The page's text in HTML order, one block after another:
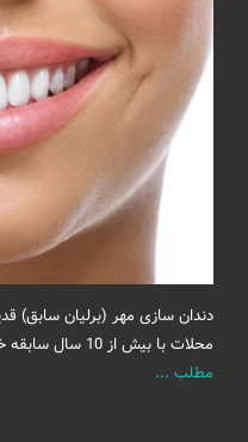
دندان سازی مهر (برلیان سابق)
محلات با بیش از 10 سال سابقه خدمت به مردم عزیز ایران است.
مطلب ...